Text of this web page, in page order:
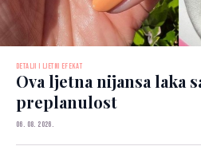
DETALJI I LJETNI EFEKAT
Ova ljetna nijansa laka
preplanulost
06. 08. 2026.